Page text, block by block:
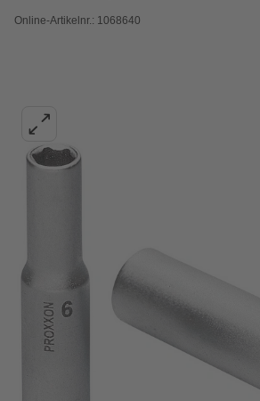
Online-Artikelnr.: 1068640